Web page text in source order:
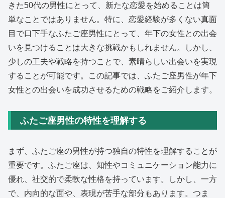
きた50代の男性にとって、新たな恋愛を始めることは簡
単なことではありません。特に、恋愛経験が多くない真面
目で口下手なふたご座男性にとって、年下の女性との出会
いを見つけることは大きな挑戦かもしれません。しかし、
少しの工夫や戦略を持つことで、素晴らしい出会いを実現
することが可能です。この記事では、ふたご座男性が年下
女性との出会いを成功させるための戦略をご紹介します。
ふたご座男性の特性を理解する
まず、ふたご座の男性が持つ独自の特性を理解することが
重要です。ふたご座は、知性やコミュニケーション能力に
優れ、社交的で柔軟な性格を持っています。しかし、一方
で、内向的な面や、表現が苦手な部分もあります。つま